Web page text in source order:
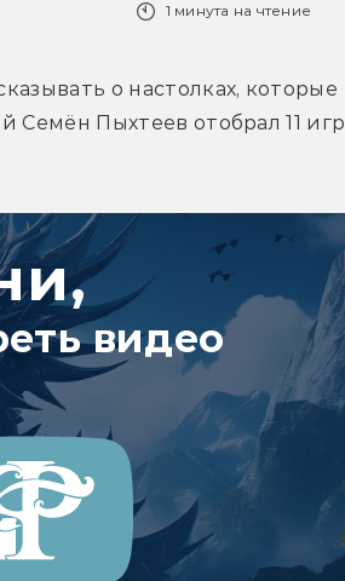
1 минута на чтение
о настолках, которые
Семён Пыхтеев отобрал 11 игр
видео